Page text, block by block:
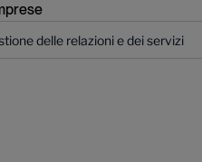
delle relazioni e dei servizi